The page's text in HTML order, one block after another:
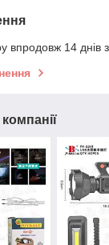
впродовж 14 днів